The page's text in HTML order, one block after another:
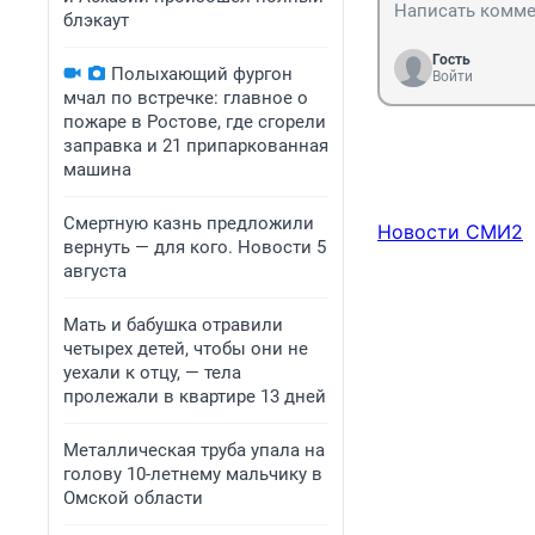
блэкаут
Полыхающий фургон
мчал по встречке: главное о
пожаре в Ростове, где сгорели
заправка и 21 припаркованная
машина
Смертную казнь предложили
вернуть — для кого. Новости 5
августа
Мать и бабушка отравили
четырех детей, чтобы они не
уехали к отцу, — тела
пролежали в квартире 13 дней
Металлическая труба упала на
голову 10-летнему мальчику в
Омской области
Гость
Войти
Новости СМИ2